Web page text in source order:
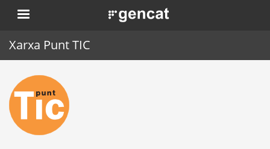
Vés
al
. Obre en una nova finestra.
Xarxa Punt TIC
Inici
Punt TIC
Actualitat